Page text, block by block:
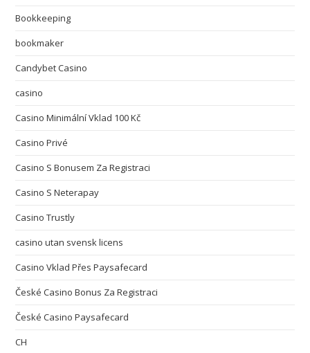
Bookkeeping
bookmaker
Candybet Casino
casino
Casino Minimální Vklad 100 Kč
Casino Privé
Casino S Bonusem Za Registraci
Casino S Neterapay
Casino Trustly
casino utan svensk licens
Casino Vklad Přes Paysafecard
České Casino Bonus Za Registraci
České Casino Paysafecard
CH